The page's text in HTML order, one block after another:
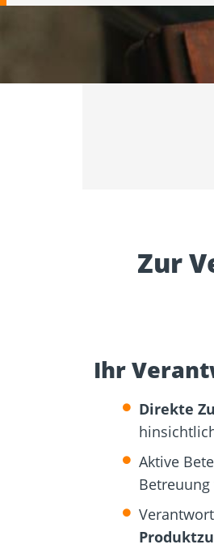
Werkzeuge und
Zulassungen
Zur
Ihr
Direkte
Aktive